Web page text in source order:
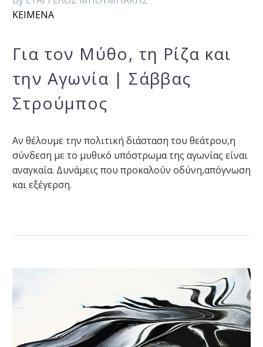
ΚΕΙΜΕΝΑ
Για τον Μύθο, τη Ρίζα και
την Αγωνία | Σάββας
Στρούμπος
Αν θέλουμε την πολιτική διάσταση του θεάτρου,η
σύνδεση με το μυθικό υπόστρωμα της αγωνίας είναι
αναγκαία. Δυνάμεις που προκαλούν οδύνη,απόγνωση
και εξέγερση.